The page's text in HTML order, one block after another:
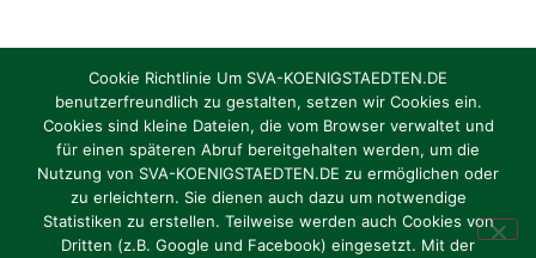
Cookie Richtlinie Um SVA-KOENIGSTAEDTEN.DE
benutzerfreundlich zu gestalten, setzen wir Cookies ein.
Cookies sind kleine Dateien, die vom Browser verwaltet und
für einen späteren Abruf bereitgehalten werden, um die
Nutzung von SVA-KOENIGSTAEDTEN.DE zu ermöglichen oder
zu erleichtern. Sie dienen auch dazu um notwendige
Statistiken zu erstellen. Teilweise werden auch Cookies von
Dritten (z.B. Google und Facebook) eingesetzt. Mit der